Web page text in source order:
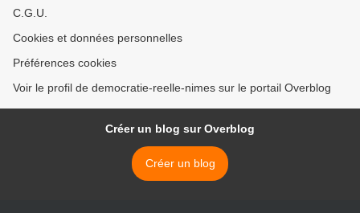
C.G.U.
Cookies et données personnelles
Préférences cookies
Voir le profil de democratie-reelle-nimes sur le portail Overblog
Créer un blog sur Overblog
Créer un blog